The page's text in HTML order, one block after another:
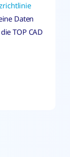
Daten
TOP CAD